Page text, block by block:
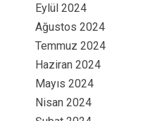
Eylül 2024
Ağustos 2024
Temmuz 2024
Haziran 2024
Mayıs 2024
Nisan 2024